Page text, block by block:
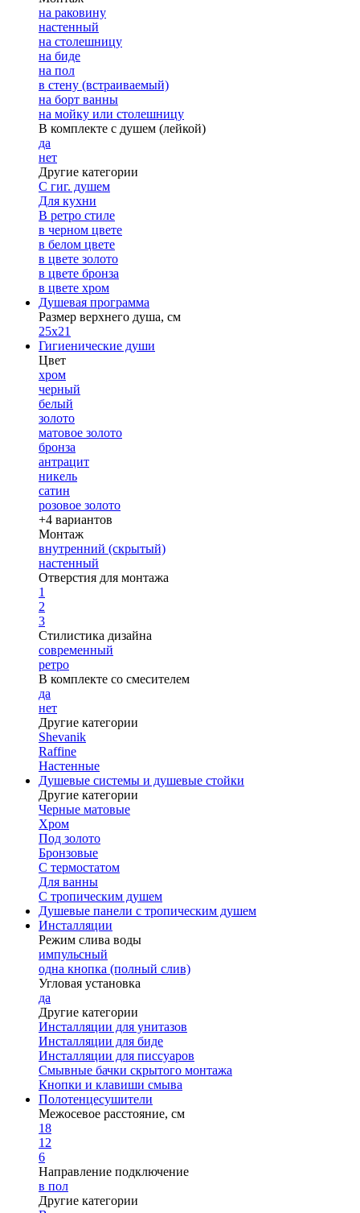
на раковину
настенный
на столешницу
на биде
на пол
в стену (встраиваемый)
на борт ванны
на мойку или столешницу
В комплекте с душем (лейкой)
да
нет
Другие категории
С гиг. душем
Для кухни
В ретро стиле
в черном цвете
в белом цвете
в цвете золото
в цвете бронза
в цвете хром
Душевая программа
Размер верхнего душа, см
25х21
Гигиенические души
Цвет
хром
черный
белый
золото
матовое золото
бронза
антрацит
никель
сатин
розовое золото
+4 вариантов
Монтаж
внутренний (скрытый)
настенный
Отверстия для монтажа
1
2
3
Стилистика дизайна
современный
ретро
В комплекте со смесителем
да
нет
Другие категории
Shevanik
Raffine
Настенные
Душевые системы и душевые стойки
Другие категории
Черные матовые
Хром
Под золото
Бронзовые
С термостатом
Для ванны
С тропическим душем
Душевые панели с тропическим душем
Инсталляции
Режим слива воды
импульсный
одна кнопка (полный слив)
Угловая установка
да
Другие категории
Инсталляции для унитазов
Инсталляции для биде
Инсталляции для писсуаров
Смывные бачки скрытого монтажа
Кнопки и клавиши смыва
Полотенцесушители
Межосевое расстояние, см
18
12
6
Направление подключение
в пол
Другие категории